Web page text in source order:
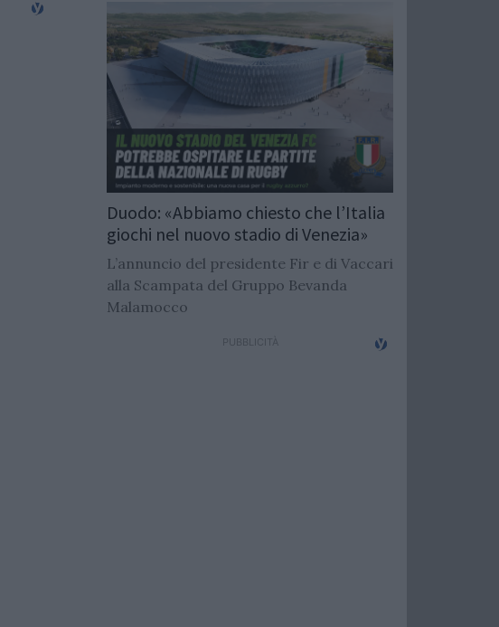
Duodo: «Abbiamo chiesto che l’Italia
giochi nel nuovo stadio di Venezia»
L’annuncio del presidente Fir e di Vaccari
alla Scampata del Gruppo Bevanda
Malamocco